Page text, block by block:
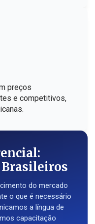
preços
e competitivos,
do mercado
o que é necessário
a língua de
capacitação